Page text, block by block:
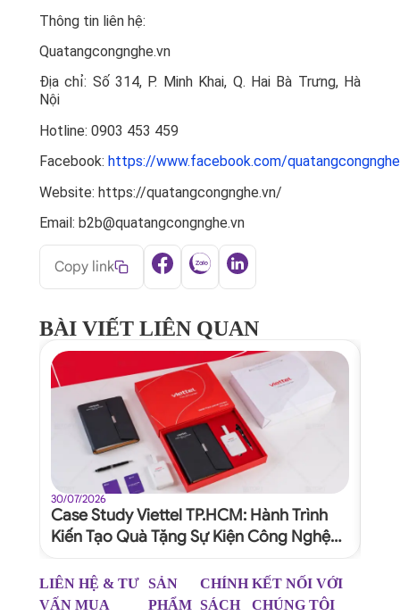
Thông tin liên hệ:
Quatangcongnghe.vn
Địa chỉ: Số 314, P. Minh Khai, Q. Hai Bà Trưng, Hà
Nội
Hotline: 0903 453 459
Facebook: https://www.facebook.com/
Website: https://quatangcongnghe.vn/
Email: b2b@quatangcongnghe.vn
Copy link
BÀI VIẾT LIÊN QUAN
30/07/2026
Case Study Viettel TP.HCM: Hành Trình
Kiến Tạo Quà Tặng Sự Kiện Công Nghệ
LIÊN HỆ & TƯ
VẤN MUA
SẢN
PHẨM
CHÍNH
SÁCH
KẾT NỐI VỚI
CHÚNG TÔI